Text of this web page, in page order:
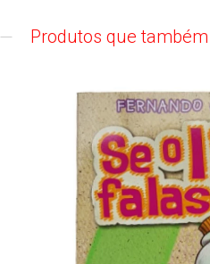
Produtos que